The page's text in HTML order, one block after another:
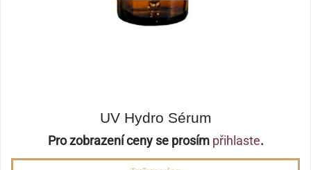
UV Hydro Sérum
Pro zobrazení ceny se prosím přihlaste.